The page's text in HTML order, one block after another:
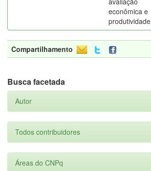
econômica e
produtividade
Compartilhamento
Busca facetada
Autor
Todos contribuidores
Áreas do CNPq